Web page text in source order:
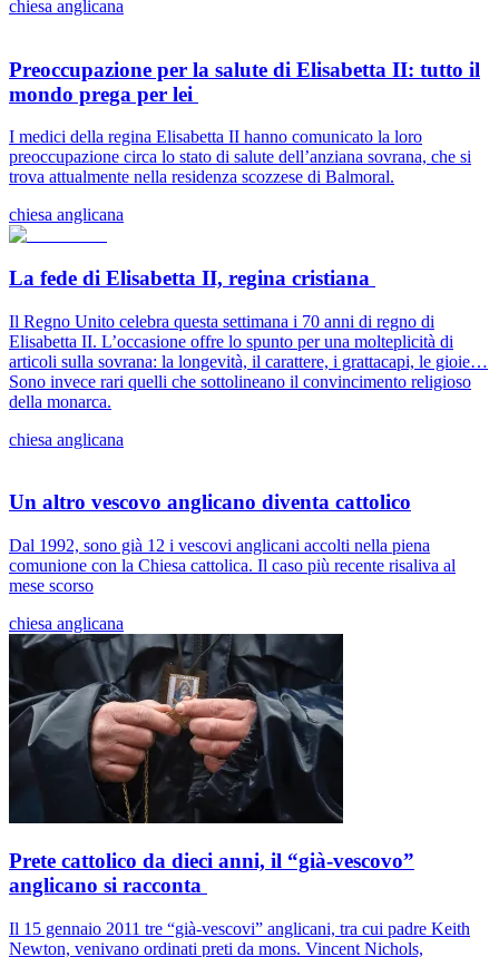
chiesa anglicana
Preoccupazione per la salute di Elisabetta II: tutto il
mondo prega per lei
I medici della regina Elisabetta II hanno comunicato la loro
preoccupazione circa lo stato di salute dell’anziana sovrana, che si
trova attualmente nella residenza scozzese di Balmoral.
chiesa anglicana
La fede di Elisabetta II, regina cristiana
Il Regno Unito celebra questa settimana i 70 anni di regno di
Elisabetta II. L’occasione offre lo spunto per una molteplicità di
articoli sulla sovrana: la longevità, il carattere, i grattacapi, le gioie…
Sono invece rari quelli che sottolineano il convincimento religioso
della monarca.
chiesa anglicana
Un altro vescovo anglicano diventa cattolico
Dal 1992, sono già 12 i vescovi anglicani accolti nella piena
comunione con la Chiesa cattolica. Il caso più recente risaliva al
mese scorso
chiesa anglicana
Prete cattolico da dieci anni, il “già-vescovo”
anglicano si racconta
Il 15 gennaio 2011 tre “già-vescovi” anglicani, tra cui padre Keith
Newton, venivano ordinati preti da mons. Vincent Nichols,